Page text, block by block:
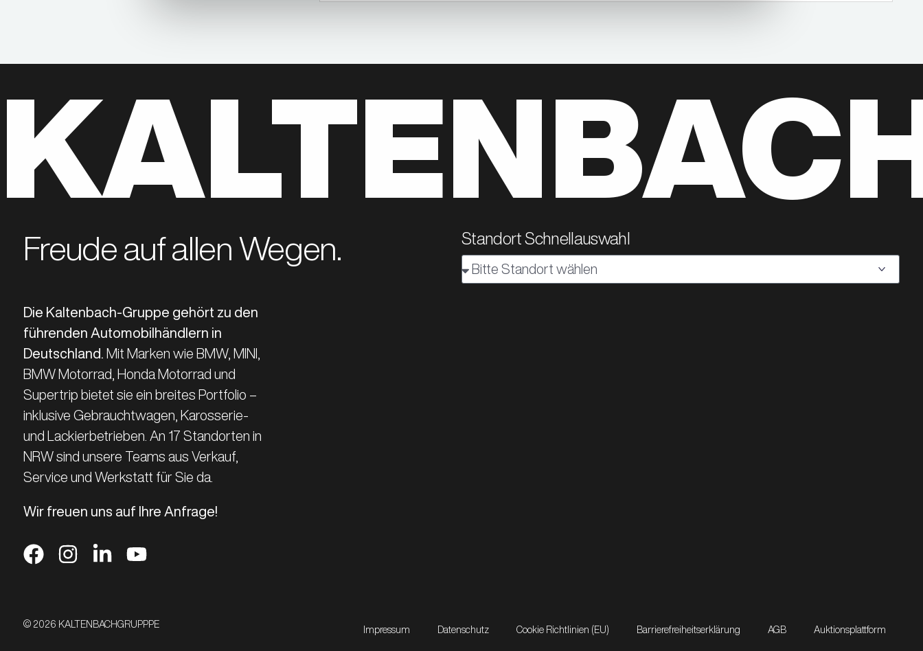
Freude auf allen Wegen.
Die Kaltenbach-Gruppe gehört zu den
führenden Automobilhändlern in
Deutschland. Mit Marken wie BMW, MINI,
BMW Motorrad, Honda Motorrad und
Supertrip bietet sie ein breites Portfolio –
inklusive Gebrauchtwagen, Karosserie-
und Lackierbetrieben. An 17 Standorten in
NRW sind unsere Teams aus Verkauf,
Service und Werkstatt für Sie da.
Wir freuen uns auf Ihre Anfrage!
Standort Schnellauswahl
© 2026 KALTENBACHGRUPPPE
Impressum Datenschutz Cookie Richtlinien (EU) Barrierefreiheitserklärung AGB Auktionsplattform